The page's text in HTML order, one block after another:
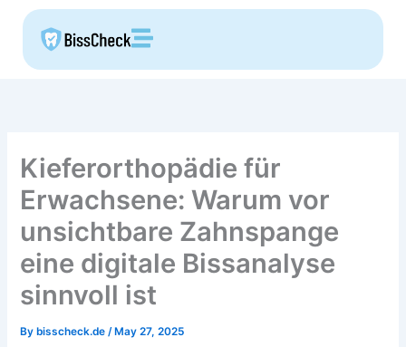
content
Kieferorthopädie für
Erwachsene: Warum vor
unsichtbare Zahnspange
eine digitale Bissanalyse
sinnvoll ist
Bybisscheck.de /May 27, 2025